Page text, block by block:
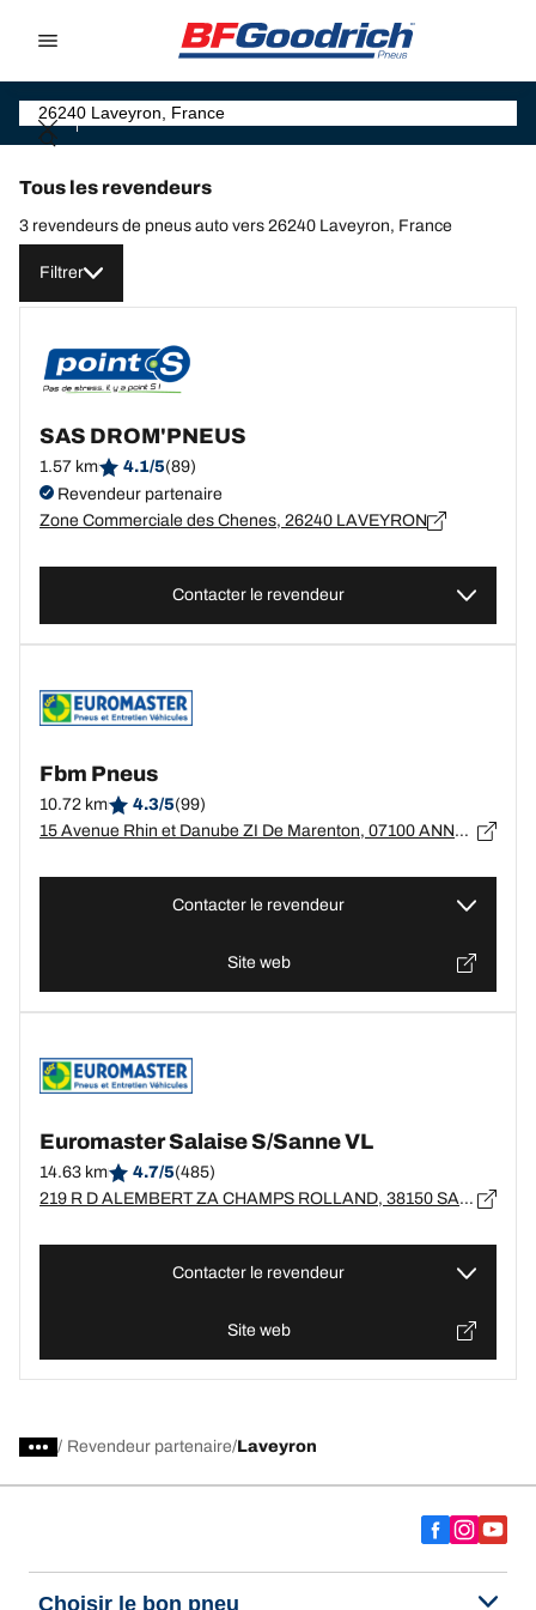
Tous les revendeurs
3 revendeurs de pneus auto vers 26240 Laveyron, France
Filtrer
SAS DROM'PNEUS
1.57 km 4.1/5(89)
Revendeur partenaire
Zone Commerciale des Chenes, 26240 LAVEYRON
Contacter le revendeur
Fbm Pneus
10.72 km 4.3/5(99)
15 Avenue Rhin et Danube ZI De Marenton, 07100 ANNONAY
Contacter le revendeur
Site web
Euromaster Salaise S/Sanne VL
14.63 km 4.7/5(485)
219 R D ALEMBERT ZA CHAMPS ROLLAND, 38150 SALAISE SUR SANNE
Contacter le revendeur
Site web
/ Revendeur partenaire Laveyron
Choisir le bon pneu